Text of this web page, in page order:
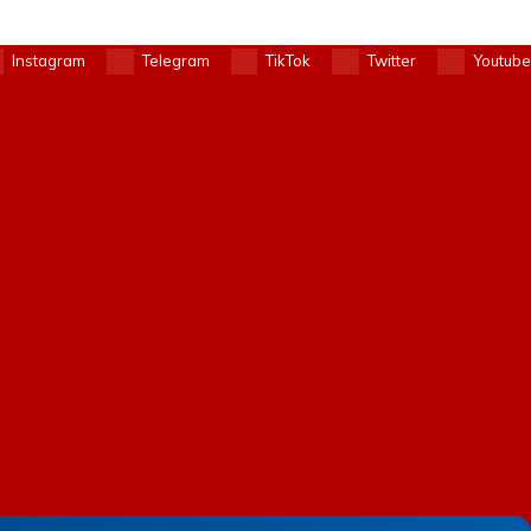
Instagram Telegram TikTok Twitter Youtube